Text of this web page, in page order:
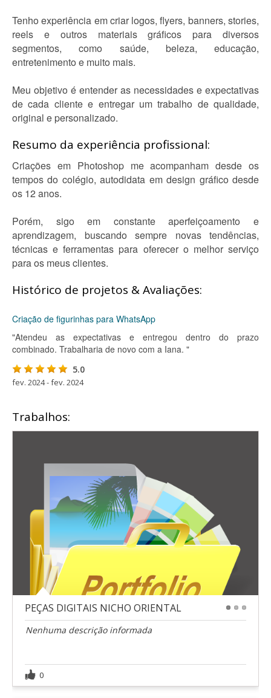
Tenho experiência em criar logos, flyers, banners, stories,
reels e outros materiais gráficos para diversos
segmentos, como saúde, beleza, educação,
entretenimento e muito mais.
Meu objetivo é entender as necessidades e expectativas
de cada cliente e entregar um trabalho de qualidade,
original e personalizado.
Resumo da experiência profissional:
Criações em Photoshop me acompanham desde os
tempos do colégio, autodidata em design gráfico desde
os 12 anos.
Porém, sigo em constante aperfeiçoamento e
aprendizagem, buscando sempre novas tendências,
técnicas e ferramentas para oferecer o melhor serviço
para os meus clientes.
Histórico de projetos & Avaliações:
Criação de figurinhas para WhatsApp
"Atendeu as expectativas e entregou dentro do prazo
combinado. Trabalharia de novo com a Iana. "
5.0
fev. 2024 - fev. 2024
Trabalhos:
PEÇAS DIGITAIS NICHO ORIENTAL
Nenhuma descrição informada
0